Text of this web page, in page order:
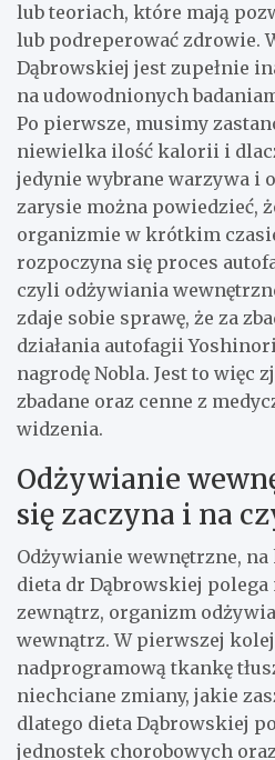
lub teoriach, które mają
lub podreperować zdrowie.
Dąbrowskiej jest zupełnie
na udowodnionych
Po pierwsze, musimy
niewielka ilość kalorii i
jedynie wybrane warzywa i
zarysie można powiedzieć,
organizmie w krótkim
rozpoczyna się proces
czyli odżywiania
zdaje sobie sprawę, że za
działania autofagii
nagrodę Nobla. Jest to więc
zbadane oraz cenne z
widzenia.
Odżywianie
się zaczyna i na
Odżywianie wewnętrzne,
dieta dr Dąbrowskiej polega
zewnątrz, organizm
wewnątrz. W pierwszej
nadprogramową tkankę
niechciane zmiany, jakie
dlatego dieta Dąbrowskiej
jednostek chorobowych